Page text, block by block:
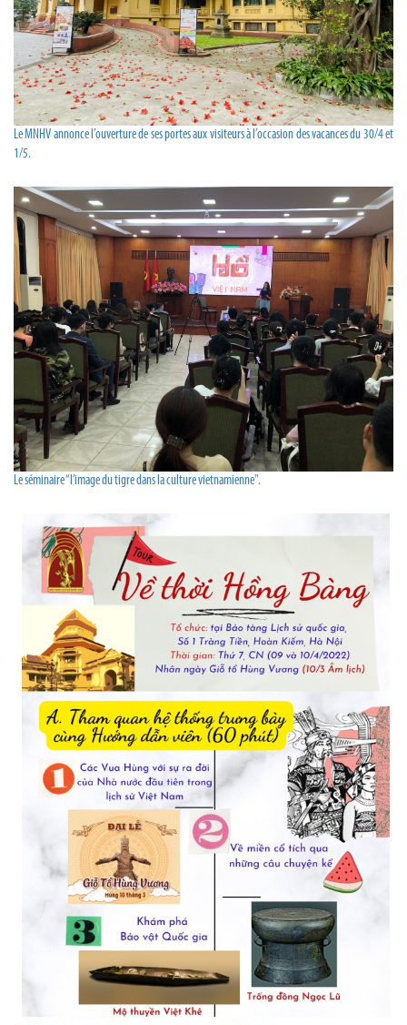
Le MNHV annonce l’ouverture de ses portes aux visiteurs à l’occasion des vacances du 30/4 et
1/5.
Le séminaire “l’image du tigre dans la culture vietnamienne".